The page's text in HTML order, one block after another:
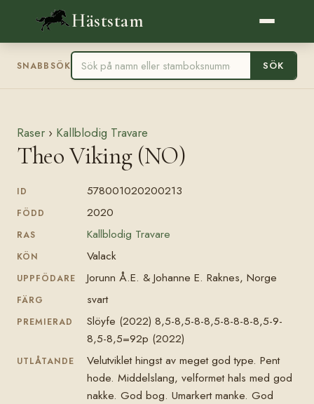
Häststam
SNABBSÖK SÖK
Raser › Kallblodig Travare
Theo Viking (NO)
ID 578001020200213
FÖDD 2020
RAS Kallblodig Travare
KÖN Valack
UPPFÖDARE Jorunn Å.E. & Johanne E. Raknes, Norge
FÄRG svart
PREMIERAD
Slöyfe (2022) 8,5-8,5-8-8,5-8-8-8-8,5-9-
8,5-8,5=92p (2022)
UTLÅTANDE
Velutviklet hingst av meget god type. Pent
hode. Middelslang, velformet hals med god
nakke. God bog. Umarkert manke. God